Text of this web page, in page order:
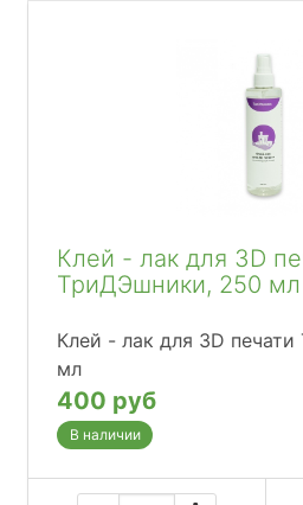
Клей - лак для 3D
ТриДЭшники, 250 мл
Клей - лак для 3D
мл
400 руб
В наличии